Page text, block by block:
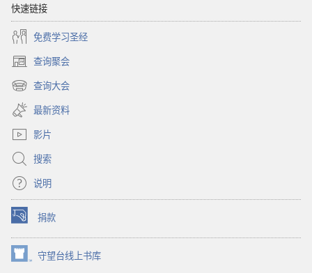
快速链接
免费学习圣经
查询聚会
（打
开
新
窗
口）
查询大会
（打
开
新
窗
最新资料
影片
搜索
说明
捐款
（打
开
新
窗
守望台线上书库
（打